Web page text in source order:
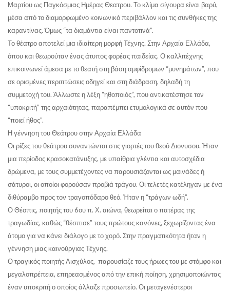
Μαρτίου ως Παγκόσμιας Ημέρας Θεατρου. Το κλίμα σίγουρα είναι βαρύ,
μέσα από το διαμορφωμένο κοινωνικό περιβάλλον και τις συνθήκες της
καραντίνας. Όμως “τα διαμάντια είναι παντοτινά”.
Το θέατρο αποτελεί μια ιδιαίτερη μορφή Τέχνης. Στην Αρχαία Ελλάδα,
όπου και θεωρούταν ένας άτυπος φορέας παιδείας. Ο καλλιτέχνης
επικοινωνεί άμεσα με το θεατή στη βάση αμφίδρομων “μυνημάτων”, που
σε ορισμένες περιπτώσεις οδηγεί και στη διάδραση, δηλαδή τη
συμμετοχή του. Άλλωστε η λέξη “ηθοποιός”, που αντικατέστησε τον
“υποκριτή” της αρχαιότητας, παραπέμπει ετυμολογικά σε αυτόν που
“ποιεί ήθος”.
Η γέννηση του Θεάτρου στην Αρχαία Ελλάδα
Οι ρίζες του θεάτρου συναντώνται στις γιορτές του θεού Διονυσου. Ήταν
μια περίοδος κρασοκατάνυξης, με υπαίθρια γλέντια και αυτοσχέδια
δρώμενα, με τους συμμετέχοντες να παρουσιάζονται ως μαινάδες ή
σάτυροι, οι οποίοι φορούσαν προβιά τράγου. Οι τελετές κατέληγαν με ένα
διθύραμβο προς τον τραγοπόδαρο θεό. Ήταν η “τράγων ωδή”.
Ο Θέσπις, ποιητής του 6ου π. Χ. αιώνα, θεωρείται ο πατέρας της
τραγωδίας, καθώς “θέσπισε” τους πρώτους κανόνες, ξεχωρίζοντας ένα
άτομο για να κάνει διάλογο με το χορό. Στην πραγματικότητα ήταν η
γέννηση μιας καινούργιας Τέχνης.
Ο τραγικός ποιητής Αισχύλος, παρουσίαζε τους ήρωες του με στόμφο και
μεγαλοπρέπεια, επηρεασμένος από την επική ποίηση, χρησιμοποιώντας
έναν υποκριτή ο οποίος άλλαζε προσωπείο. Οι μεταγενέστεροι